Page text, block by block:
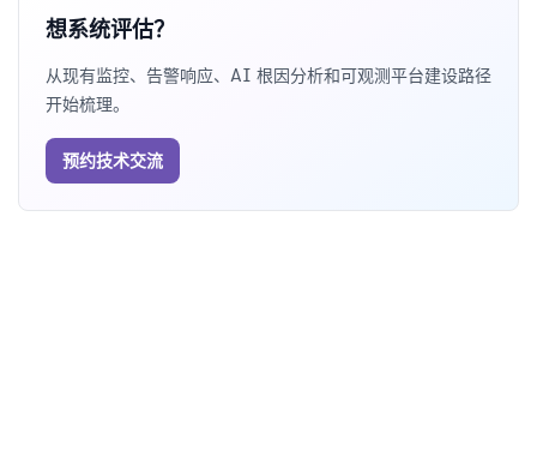
想系统评估？
从现有监控、告警响应、AI 根因分析和可观测平台建设路径
开始梳理。
预约技术交流